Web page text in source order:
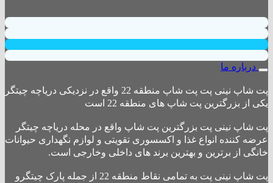
درباره ما
پت شاپ نینی پت پت شاپ منطقه 22 واقع در نزدیکی دریاچه چیتگر
یکی از بزرگترین پت شاپ های منطقه 22 است
پت شاپ نینی پت بزرگترین پت شاپ واقع در محله دریاچه چیتگر
عرضه کننده انواع غذا و اکسسوری تقویتی و لوازم نگهداری حیوانات
خانگی از برترین و بهترین برند های داخلی وخارجی است.
پت شاپ نینی پت به تمامی نقاط منطقه 22 از جمله پارک چیتگرو